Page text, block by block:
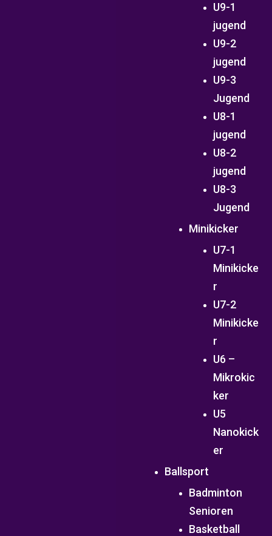
U9-1
jugend
U9-2
jugend
U9-3
Jugend
U8-1
jugend
U8-2
jugend
U8-3
Jugend
Minikicker
U7-1
Minikicke
r
U7-2
Minikicke
r
U6 –
Mikrokic
ker
U5
Nanokick
er
Ballsport
Badminton
Senioren
Basketball